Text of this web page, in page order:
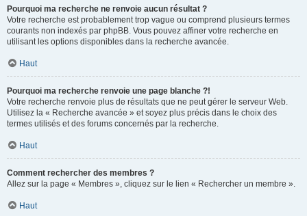
Pourquoi ma recherche ne renvoie aucun résultat ?
Votre recherche est probablement trop vague ou comprend plusieurs termes
courants non indexés par phpBB. Vous pouvez affiner votre recherche en
utilisant les options disponibles dans la recherche avancée.
Haut
Pourquoi ma recherche renvoie une page blanche ?!
Votre recherche renvoie plus de résultats que ne peut gérer le serveur Web.
Utilisez la « Recherche avancée » et soyez plus précis dans le choix des
termes utilisés et des forums concernés par la recherche.
Haut
Comment rechercher des membres ?
Allez sur la page « Membres », cliquez sur le lien « Rechercher un membre ».
Haut